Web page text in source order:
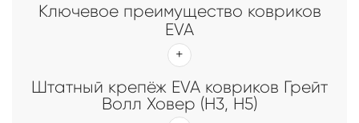
Ключевое преимущество ковриков
EVA
Штатный крепёж EVA ковриков Грейт
Волл Ховер (Н3, Н5)